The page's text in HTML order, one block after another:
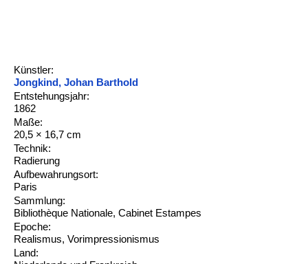
Künstler:
Jongkind, Johan Barthold
Entstehungsjahr:
1862
Maße:
20,5 × 16,7 cm
Technik:
Radierung
Aufbewahrungsort:
Paris
Sammlung:
Bibliothèque Nationale, Cabinet Estampes
Epoche:
Realismus, Vorimpressionismus
Land: